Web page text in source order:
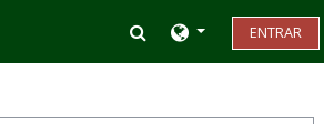
Alternar entrada
ENTRAR